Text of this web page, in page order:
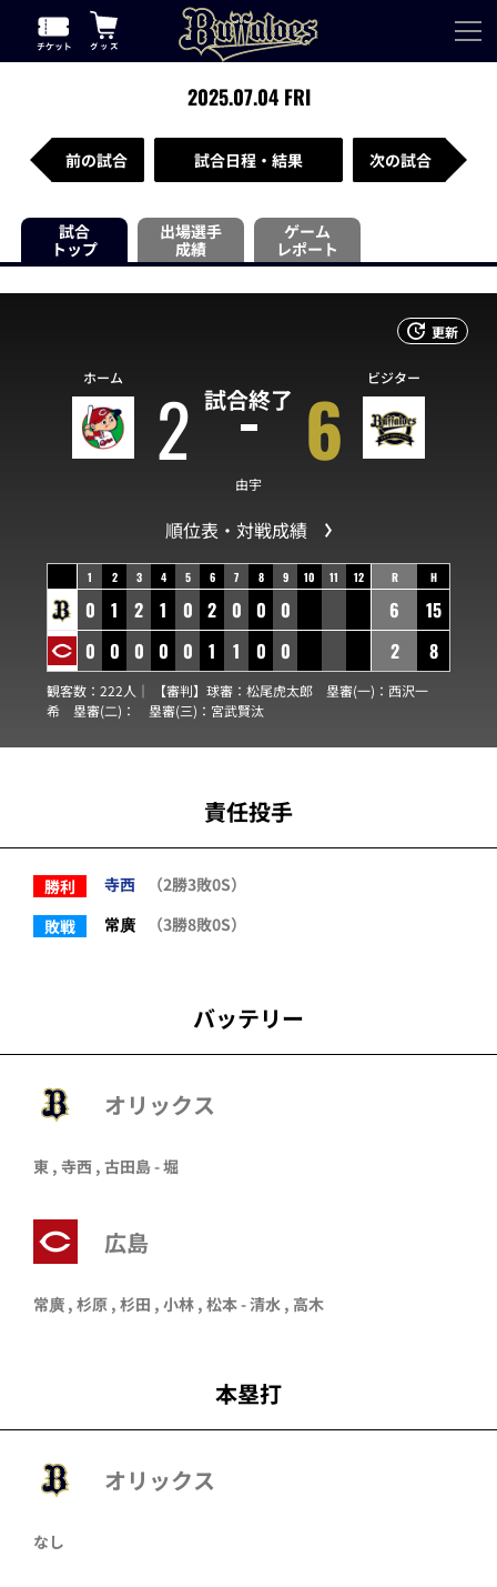
2025.07.04 FRI
前の試合 試合日程・結果 次の試合
試合
トップ
出場選手
成績
ゲーム
レポート
更新
試合終了
ホーム 2 6 ビジター
由宇
順位表・対戦成績
1 2 3 4 5 6 7 8 9 10 11 12
0 1 2 1 0 2 0 0 0
0 0 0 0 0 1 1 0 0
R H
6
15
2
8
観客数：222人｜ 【審判】球審： 松尾虎太郎 塁審(一)： 西沢一
希 塁審(二)： 塁審(三)： 宮武賢汰
責任投手
勝利 寺西
（2勝3敗0S）
敗戦
常廣 （3勝8敗0S）
バッテリー
オリックス
東 , 寺西 , 古田島-堀
広島
常廣 , 杉原 , 杉田 , 小林 , 松本 - 清水 , 高木
本塁打
オリックス
なし